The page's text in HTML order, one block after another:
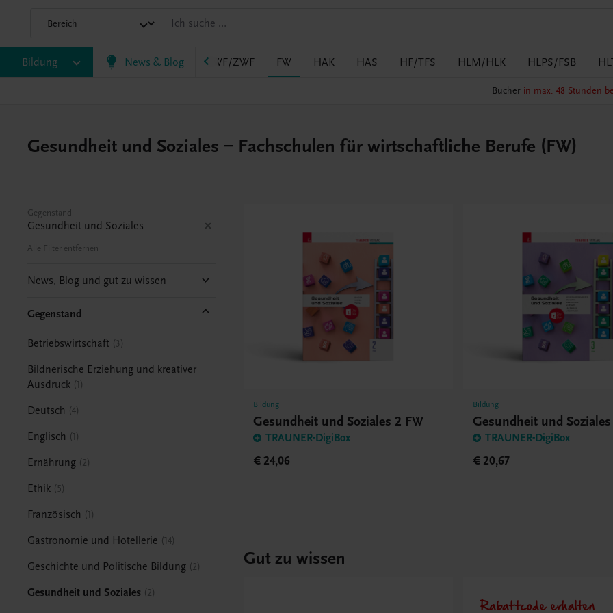
Bildung News & Blog
BAFEP/BASOP BRP BS EWF/ZWF FW HAK HAS HF/TFS HLM/HLK HLPS/FSB
Bücher in max. 48 Stunden
Gesundheit und Soziales – Fachschulen für wirtschaftliche Berufe (FW)
Gegenstand
Gesundheit und Soziales
Alle Filter entfernen
News, Blog und gut zu wissen
Gegenstand
Betriebswirtschaft 3
Bildnerische Erziehung und kreativer
Ausdruck 1
Deutsch 4
Englisch 1
Ernährung 2
Ethik 5
Französisch 1
Gastronomie und Hotellerie 14
Geschichte und Politische Bildung 2
Gesundheit und Soziales 2
Bildung
Gesundheit und Soziales 2 FW
TRAUNER-DigiBox
€ 24,06
Bildung
Gesundheit und
TRAUNER-DigiBox
€ 20,67
Gut zu wissen
Rabattcode erhalten